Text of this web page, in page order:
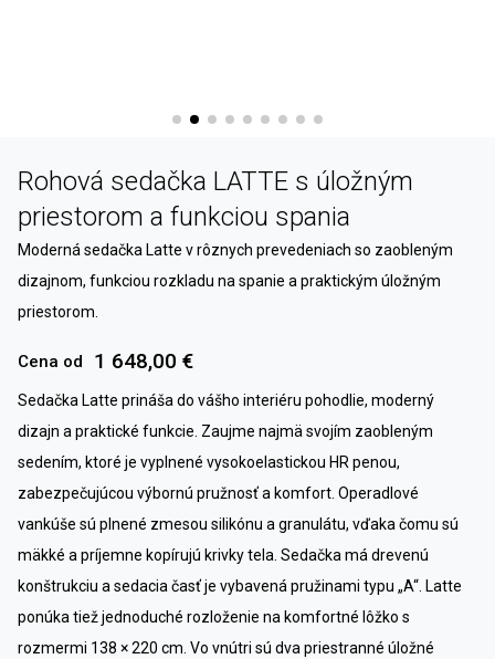
Rohová sedačka LATTE s úložným
priestorom a funkciou spania
Moderná sedačka Latte v rôznych prevedeniach so zaobleným
dizajnom, funkciou rozkladu na spanie a praktickým úložným
priestorom.
Cena od 1 648,00 €
Sedačka Latte prináša do vášho interiéru pohodlie, moderný
dizajn a praktické funkcie. Zaujme najmä svojím zaobleným
sedením, ktoré je vyplnené vysokoelastickou HR penou,
zabezpečujúcou výbornú pružnosť a komfort. Operadlové
vankúše sú plnené zmesou silikónu a granulátu, vďaka čomu sú
mäkké a príjemne kopírujú krivky tela. Sedačka má drevenú
konštrukciu a sedacia časť je vybavená pružinami typu „A“. Latte
ponúka tiež jednoduché rozloženie na komfortné lôžko s
rozmermi 138 × 220 cm. Vo vnútri sú dva priestranné úložné